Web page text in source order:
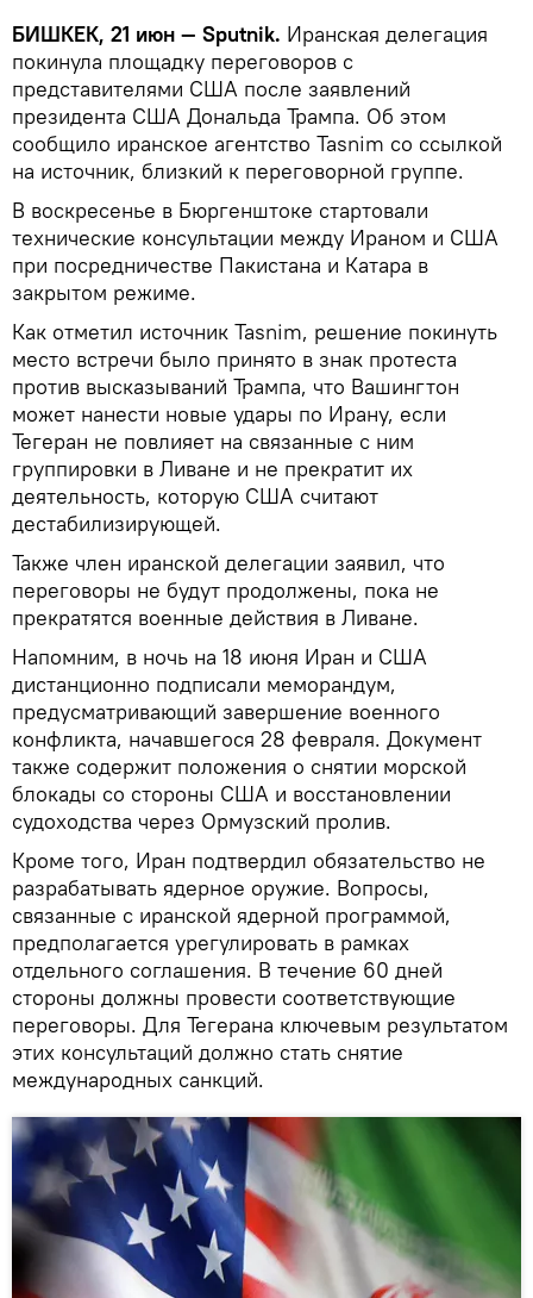
БИШКЕК, 21 июн — Sputnik. Иранская делегация
покинула площадку переговоров с
представителями США после заявлений
президента США Дональда Трампа. Об этом
сообщило иранское агентство Tasnim со ссылкой
на источник, близкий к переговорной группе.
В воскресенье в Бюргенштоке стартовали
технические консультации между Ираном и США
при посредничестве Пакистана и Катара в
закрытом режиме.
Как отметил источник Tasnim, решение покинуть
место встречи было принято в знак протеста
против высказываний Трампа, что Вашингтон
может нанести новые удары по Ирану, если
Тегеран не повлияет на связанные с ним
группировки в Ливане и не прекратит их
деятельность, которую США считают
дестабилизирующей.
Также член иранской делегации заявил, что
переговоры не будут продолжены, пока не
прекратятся военные действия в Ливане.
Напомним, в ночь на 18 июня Иран и США
дистанционно подписали меморандум,
предусматривающий завершение военного
конфликта, начавшегося 28 февраля. Документ
также содержит положения о снятии морской
блокады со стороны США и восстановлении
судоходства через Ормузский пролив.
Кроме того, Иран подтвердил обязательство не
разрабатывать ядерное оружие. Вопросы,
связанные с иранской ядерной программой,
предполагается урегулировать в рамках
отдельного соглашения. В течение 60 дней
стороны должны провести соответствующие
переговоры. Для Тегерана ключевым результатом
этих консультаций должно стать снятие
международных санкций.